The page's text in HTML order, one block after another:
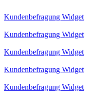
Kundenbefragung Widget
Kundenbefragung Widget
Kundenbefragung Widget
Kundenbefragung Widget
Kundenbefragung Widget